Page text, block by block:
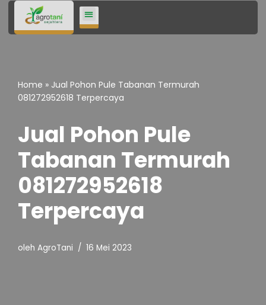
Lompat
Home » Jual Pohon Pule Tabanan Termurah
081272952618 Terpercaya
Jual Pohon Pule
Tabanan Termurah
081272952618
Terpercaya
oleh AgroTani 16 Mei 2023